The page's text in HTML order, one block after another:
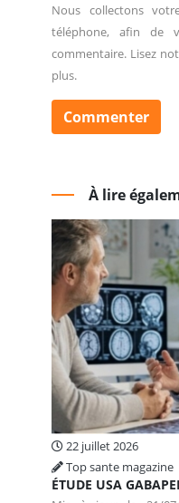
Nous collectons
téléphone, afin de
commentaire. Lisez
plus.
À lire
22 juillet 2026
Top sante magazine
ÉTUDE USA